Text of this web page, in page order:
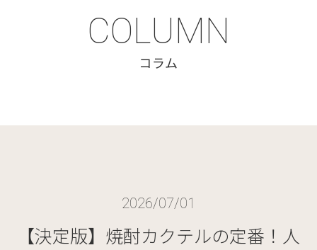
COLUMN
コラム
2026/07/01
【決定版】焼酎カクテルの定番！人